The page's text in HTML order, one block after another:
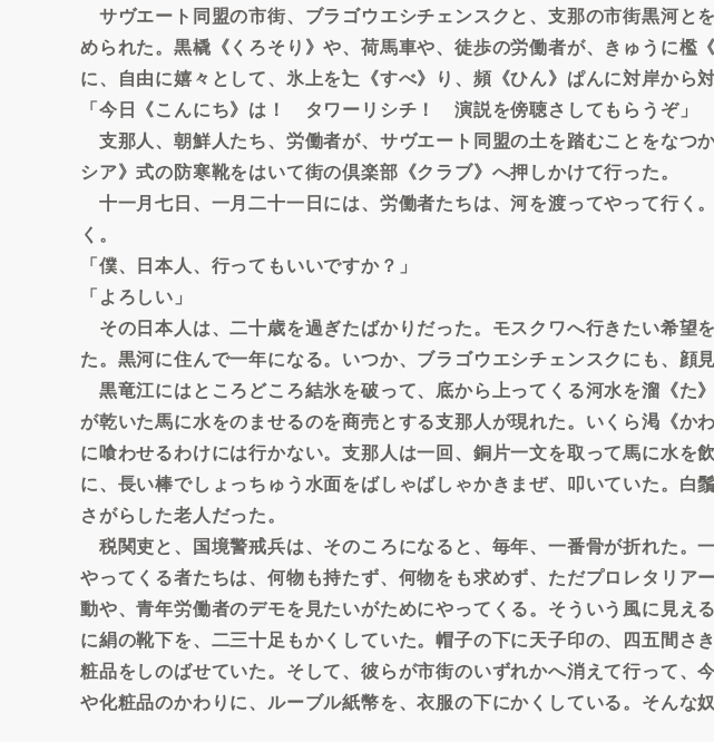
サヴエート同盟の市街、ブラゴウエシチェンスクと、支那の市街黒河と
められた。黒橇《くろそり》や、荷馬車や、徒歩の労働者が、きゅうに檻
に、自由に嬉々として、氷上を辷《すべ》り、頻《ひん》ぱんに対岸から
「今日《こんにち》は！ タワーリシチ！ 演説を傍聴さしてもらうぞ」
支那人、朝鮮人たち、労働者が、サヴエート同盟の土を踏むことをなつ
シア》式の防寒靴をはいて街の倶楽部《クラブ》へ押しかけて行った。
十一月七日、一月二十一日には、労働者たちは、河を渡ってやって行く
く。
「僕、日本人、行ってもいいですか？」
「よろしい」
その日本人は、二十歳を過ぎたばかりだった。モスクワへ行きたい希望
た。黒河に住んで一年になる。いつか、ブラゴウエシチェンスクにも、顔
黒竜江にはところどころ結氷を破って、底から上ってくる河水を溜《た
が乾いた馬に水をのませるのを商売とする支那人が現れた。いくら渇《か
に喰わせるわけには行かない。支那人は一回、銅片一文を取って馬に水を
に、長い棒でしょっちゅう水面をばしゃばしゃかきまぜ、叩いていた。白
さがらした老人だった。
税関吏と、国境警戒兵は、そのころになると、毎年、一番骨が折れた。
やってくる者たちは、何物も持たず、何物をも求めず、ただプロレタリア
動や、青年労働者のデモを見たいがためにやってくる。そういう風に見え
に絹の靴下を、二三十足もかくしていた。帽子の下に天子印の、四五間さ
粧品をしのばせていた。そして、彼らが市街のいずれかへ消えて行って、
や化粧品のかわりに、ルーブル紙幣を、衣服の下にかくしている。そんな奴